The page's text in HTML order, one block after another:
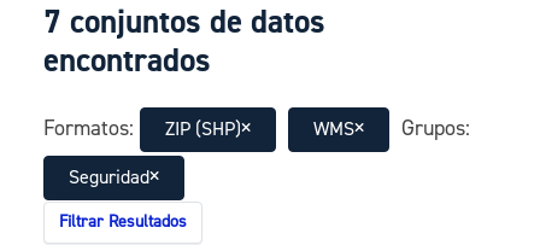
7 conjuntos de datos
encontrados
Formatos: ZIP (SHP) WMS Grupos:
Seguridad
Filtrar Resultados